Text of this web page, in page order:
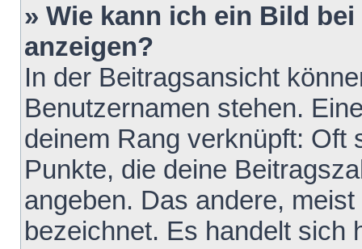
» Wie kann ich ein Bild
anzeigen?
In der Beitragsansicht
Benutzernamen stehen.
deinem Rang verknüpft: Oft
Punkte, die deine
angeben. Das andere,
bezeichnet. Es handelt sich